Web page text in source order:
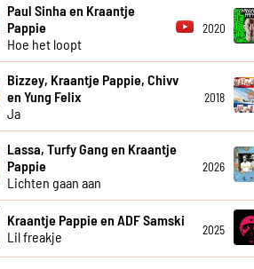
Paul Sinha en Kraantje
Pappie
Hoe het loopt
2020
Bizzey, Kraantje Pappie, Chivv
en Yung Felix
Ja
2018
Lassa, Turfy Gang en Kraantje
Pappie
Lichten gaan aan
2026
Kraantje Pappie en ADF Samski
Lil freakje
2025